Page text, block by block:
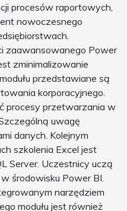
procesów raportowych,
nowoczesnego
zaawansowanego Power
zminimalizowanie
przedstawiane są
korporacyjnego.
procesy przetwarzania w
uwagę
danych. Kolejnym
szkolenia Excel jest
Server. Uczestnicy uczą
środowisku Power BI.
narzędziem
modułu jest również